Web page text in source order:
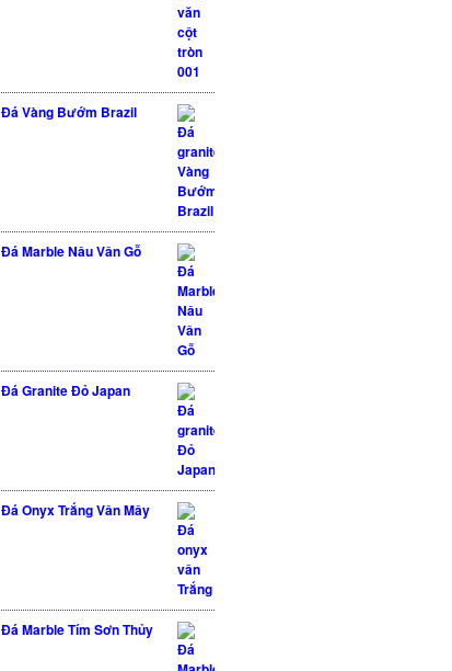
Đá Vàng Bướm Brazil
Đá Marble Nâu Vân Gỗ
Đá Granite Đỏ Japan
Đá Onyx Trắng Vân Mây
Đá Marble Tím Sơn Thủy